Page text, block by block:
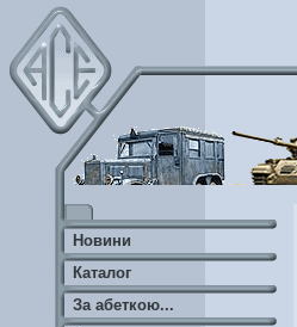
Новини
Каталог
За абеткою...